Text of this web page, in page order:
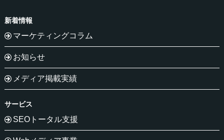
新着情報
マーケティングコラム
お知らせ
メディア掲載実績
サービス
SEOトータル支援